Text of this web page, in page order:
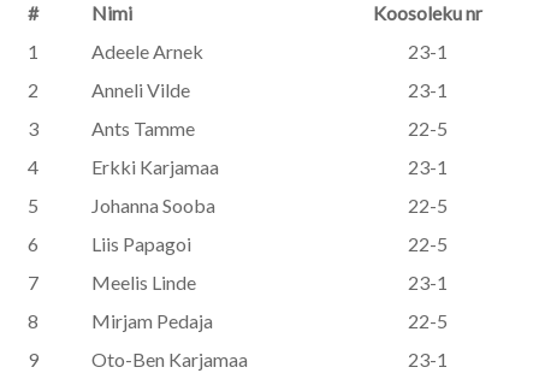
# Nimi
Koosoleku nr
1
Adeele Arnek
23-1
2
Anneli Vilde
23-1
3
Ants Tamme
22-5
4
Erkki Karjamaa
23-1
5
Johanna Sooba
22-5
6
Liis Papagoi
22-5
7
Meelis Linde
23-1
8
Mirjam Pedaja
22-5
9
Oto-Ben Karjamaa
23-1